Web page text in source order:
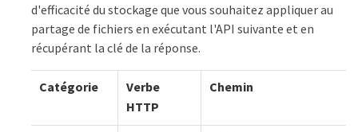
d'efficacité du stockage que vous souhaitez appliquer au
partage de fichiers en exécutant l'API suivante et en
récupérant la clé de la réponse.
Catégorie
Verbe
HTTP
Chemin